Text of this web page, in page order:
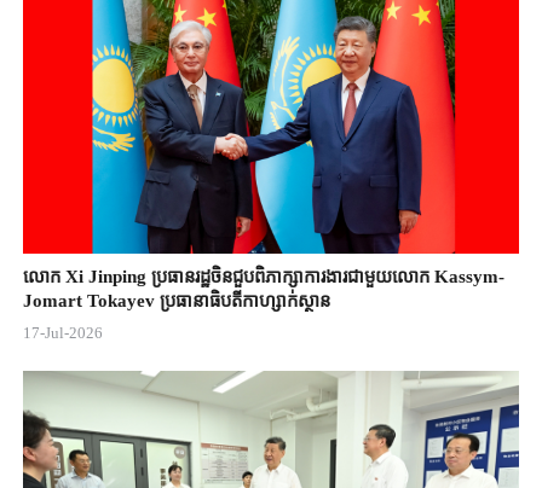
លោក Xi Jinping ប្រធានរដ្ឋចិន​ជួបពិភាក្សា​ការងារជាមួយ​លោក Kassym-
Jomart ​Tokayev ​ប្រធានាធិបតី​កាហ្សាក់ស្ថាន​
17-Jul-2026